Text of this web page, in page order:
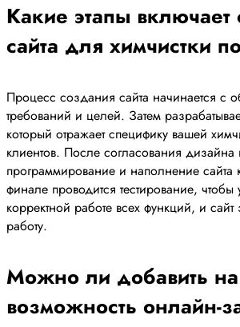
Какие этапы включает
сайта для химчистки
Процесс создания сайта начинается с
требований и целей. Затем
который отражает специфику вашей
клиентов. После согласования дизайна
программирование и наполнение сайта
финале проводится тестирование, чтобы
корректной работе всех функций, и сайт
работу.
Можно ли добавить на
возможность онлайн-